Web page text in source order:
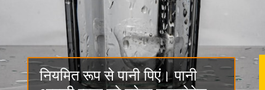
नियमित रूप से पानी पिएं। पानी
आपकी त्वचा को हमेशा हाइड्रेटेड
रखता है। इससे आपकी त्वचा